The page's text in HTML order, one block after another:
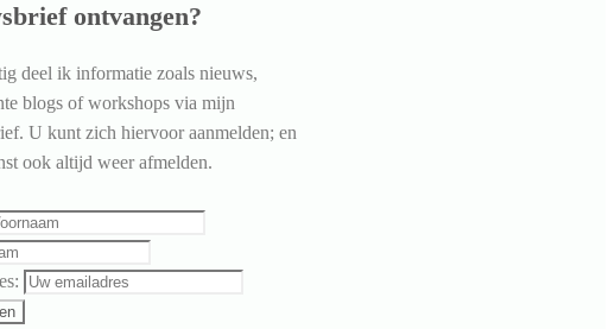
ontvangen?
deel ik informatie zoals nieuws,
blogs of workshops via mijn
U kunt zich hiervoor aanmelden; en
ook altijd weer afmelden.